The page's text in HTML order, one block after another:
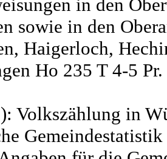
in den
sowie in den
Haigerloch,
Ho 235 T 4-5
Volkszählung in